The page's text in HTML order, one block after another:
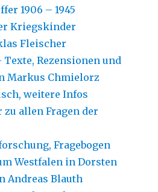
1906 – 1945
Kriegskinder
Fleischer
Rezensionen und
Markus Chmielorz
weitere Infos
allen Fragen der
Fragebogen
Westfalen in Dorsten
Andreas Blauth